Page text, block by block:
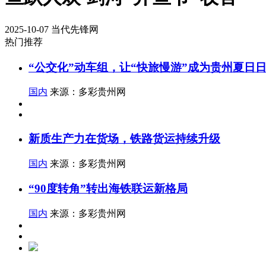
2025-10-07 当代先锋网
热门推荐
“公交化”动车组，让“快旅慢游”成为贵州夏日
国内 来源：多彩贵州网
新质生产力在货场，铁路货运持续升级
国内 来源：多彩贵州网
“90度转角”转出海铁联运新格局
国内 来源：多彩贵州网